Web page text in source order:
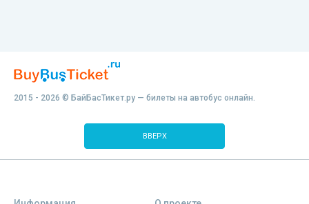
2015 - 2026 © БайБасТикет.ру — билеты на автобус онлайн.
ВВЕРХ